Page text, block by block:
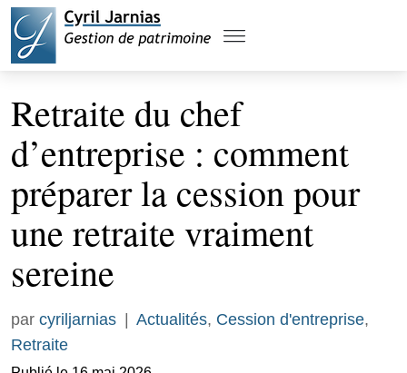
Retraite du chef
d’entreprise : comment
préparer la cession pour
une retraite vraiment
sereine
par cyriljarnias Actualités, Cession d'entreprise,
Retraite